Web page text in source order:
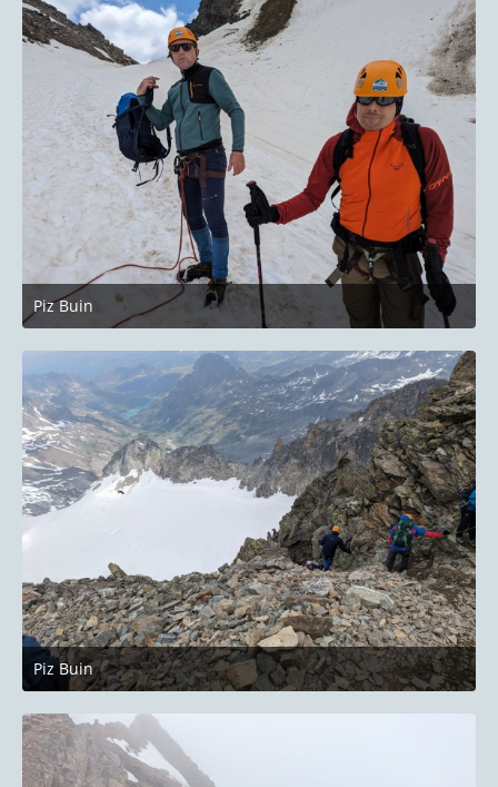
Piz Buin
27. Juni 2023 um 22:14
Piz Buin
27. Juni 2023 um 22:14